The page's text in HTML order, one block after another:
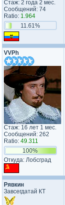
Стаж: 2 года 2 мес.
Сообщений: 74
Ratio: 1.964
11.61%
VVPh
Стаж: 16 лет 1 мес.
Сообщений: 262
Ratio: 49.311
100%
Откуда: Лобсград
Рявкин
Завсегдатай КТ